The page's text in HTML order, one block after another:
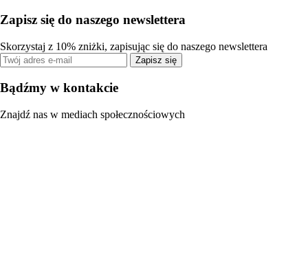
Zapisz się do naszego newslettera
Skorzystaj z 10% zniżki, zapisując się do naszego newslettera
Zapisz się
Bądźmy w kontakcie
Znajdź nas w mediach społecznościowych